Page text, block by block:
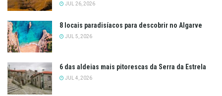
JUL 26, 2026
8 locais paradisíacos para descobrir no Algarve
JUL 5, 2026
6 das aldeias mais pitorescas da Serra da Estrela
JUL 4, 2026